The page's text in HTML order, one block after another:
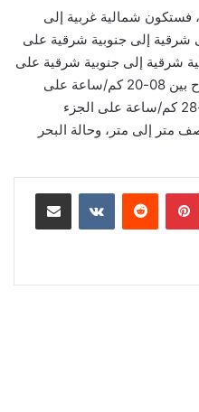
فستكون شمالية غربية إلى
شرقية إلى جنوبية شرقية على
شرقية إلى جنوبية شرقية على
الأجزاء الجنوبية. سرعة الرياح تتراوح بين 08-20 كم/ساعة على
الجزء الشمالي والأوسط، وبين 08-28 كم/ساعة على الجزء
متر إلى متر، وحالة البحر
بينتيريست